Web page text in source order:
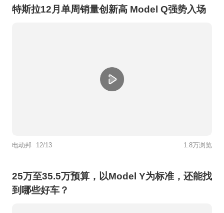
特斯拉12月单周销量创新高 Model Q强势入场
电动邦 12/13 1.8万浏览
25万至35.5万预算，以Model Y为标准，还能找
到哪些好车？